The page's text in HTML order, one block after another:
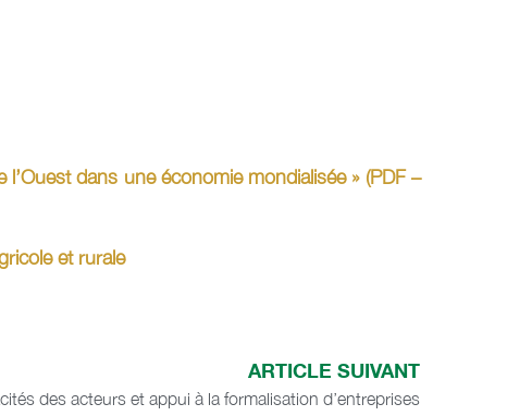
dans une économie mondialisée » (PDF –
et rurale
ARTICLE SUIVANT
des acteurs et appui à la formalisation d’entreprises